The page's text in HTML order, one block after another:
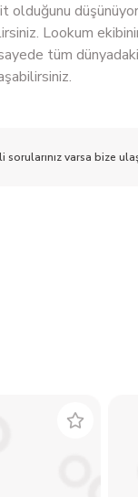
olduğunu
Lookum
tüm dünyadaki
varsa bize